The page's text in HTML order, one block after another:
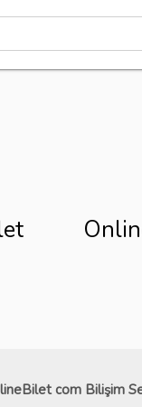
com Bilişim